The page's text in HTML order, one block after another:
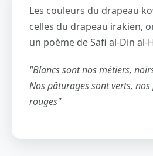
Les couleurs du drapeau
celles du drapeau irakien,
un poème de Safi al-Din al-
"Blancs sont nos métiers,
Nos pâturages sont verts,
rouges"